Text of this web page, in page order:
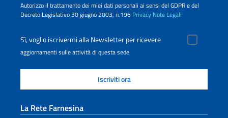
Autorizzo il trattamento dei miei dati personali ai sensi del GDPR e del
Decreto Legislativo 30 giugno 2003, n.196 Privacy Note Legali
Sì, voglio iscrivermi alla Newsletter per ricevere
aggiornamenti sulle attività di questa sede
La Rete Farnesina